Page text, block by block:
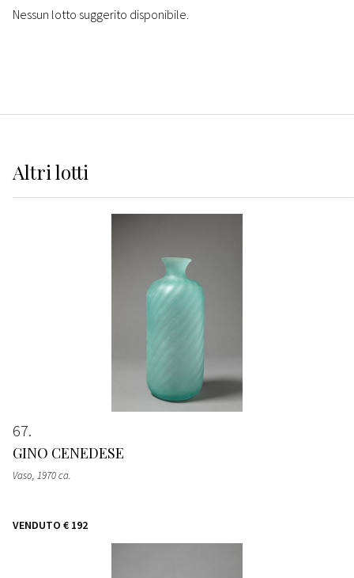
Nessun lotto suggerito disponibile.
Altrilotti
67
GINO CENEDESE
Vaso, 1970 ca.
VENDUTO € 192